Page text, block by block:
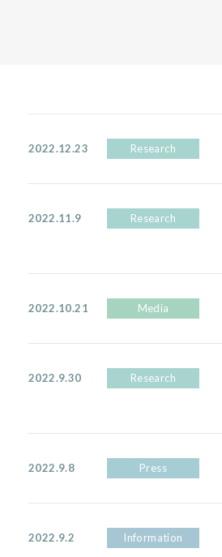
2022.12.23 Research
2022.11.9 Research
2022.10.21 Media
2022.9.30 Research
2022.9.8 Press
2022.9.2 Information